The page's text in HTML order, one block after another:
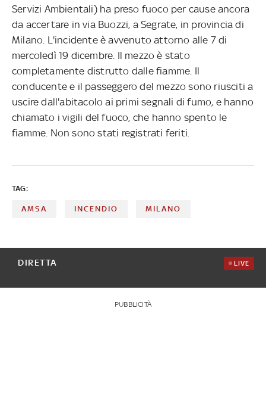
Servizi Ambientali) ha preso fuoco per cause ancora
da accertare in via Buozzi, a Segrate, in provincia di
Milano. L'incidente è avvenuto attorno alle 7 di
mercoledì 19 dicembre. Il mezzo è stato
completamente distrutto dalle fiamme. Il
conducente e il passeggero del mezzo sono riusciti a
uscire dall'abitacolo ai primi segnali di fumo, e hanno
chiamato i vigili del fuoco, che hanno spento le
fiamme. Non sono stati registrati feriti.
TAG:
AMSA INCENDIO MILANO
DIRETTA LIVE
PUBBLICITÀ